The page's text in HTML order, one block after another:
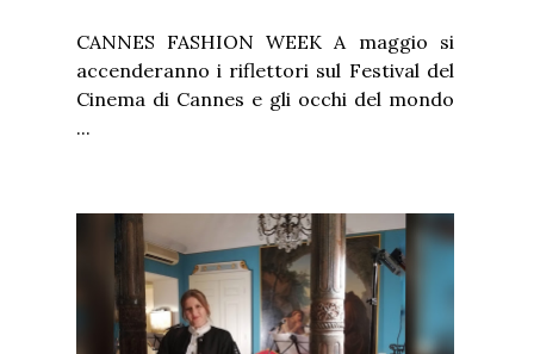
CANNES FASHION WEEK A maggio si
accenderanno i riflettori sul Festival del
Cinema di Cannes e gli occhi del mondo
...